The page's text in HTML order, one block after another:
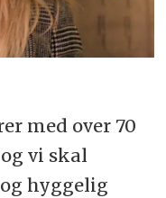
med over 70
vi skal
hyggelig